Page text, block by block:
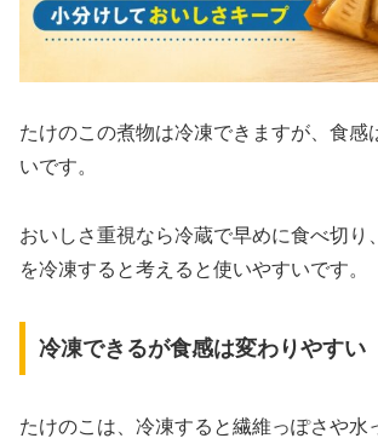
たけのこの煮物は冷凍できますが、食感
いです。
おいしさ重視なら冷蔵で早めに食べ切り
を冷凍すると考えると使いやすいです。
冷凍できるが食感は変わりやすい
たけのこは、冷凍すると繊維っぽさや水